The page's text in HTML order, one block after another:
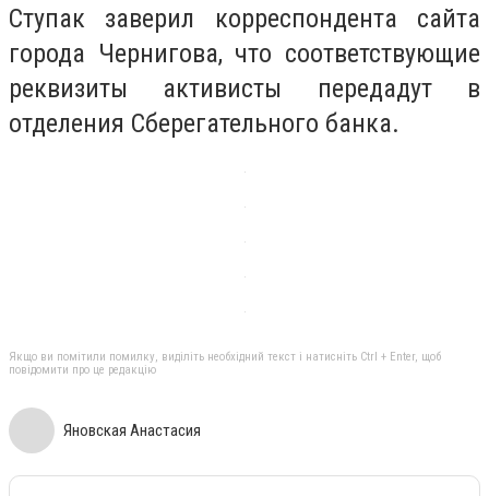
Ступак заверил корреспондента сайта
города Чернигова, что соответствующие
реквизиты активисты передадут в
отделения Сберегательного банка.
Якщо ви помітили помилку, виділіть необхідний текст і натисніть Ctrl + Enter, щоб
повідомити про це редакцію
Яновская Анастасия